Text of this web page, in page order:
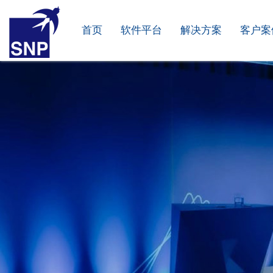
首页 软件平台 解决方案 客户